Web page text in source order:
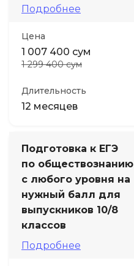
Подробнее
Цена
1 007 400 сум
1 299 400 сум
Длительность
12 месяцев
Подготовка к ЕГЭ
по обществознанию
с любого уровня на
нужный балл для
выпускников 10/8
классов
Подробнее